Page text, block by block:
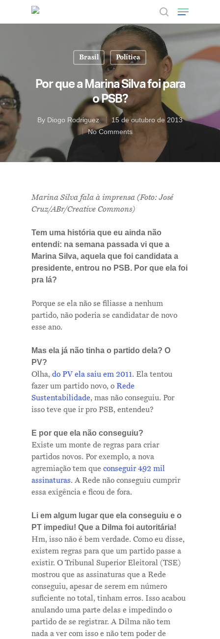
Hit enter to search or ESC to close
Brasil Política
Por que a Marina Silva foi para
o PSB?
By Diogo Rodriguez
15 de outubro de 2013
No Comments
Marina Silva fala à imprensa (Foto: José
Cruz/ABr/Creative Commons)
Tem uma história que eu ainda não
entendi: na semana passada vi que a
Marina Silva, aquela que foi candidata a
presidente, entrou no PSB. Por que ela foi
pra lá?
Porque se ela não se filiasse a nenhum
partido, não poderia se candidatar de novo
esse ano.
Mas ela já não tinha o partido dela? O
PV?
Olha, do PV ela saiu em 2011. Ela tentou
fazer um partido novo, o Rede
Sustentabilidade, mas não conseguiu. Por
isso teve que ir pro PSB, entendeu?
E por que ela não conseguiu?
Existe um monte de regras para criar
partidos novos. Por exemplo, a nova
agremiação tem que conseguir 492 mil
assinaturas. A Rede não conseguiu cumprir
essa exigência e ficou de fora.
Li em algum lugar que ela conseguiu e o
PT impediu! Que a Dilma foi autoritária!
Hm, isso não é bem verdade. Como eu disse,
existem regras para que um partido passe a
existir. O Tribunal Superior Eleitoral (TSE)
mostrou que as assinaturas que a Rede
conseguiu, apesar de serem em número
suficiente no total, tinham erros. Isso acabou
anulando uma parte delas e impedindo o
partido de se registrar. A Dilma não tem
nada a ver com isso e não tem poder de